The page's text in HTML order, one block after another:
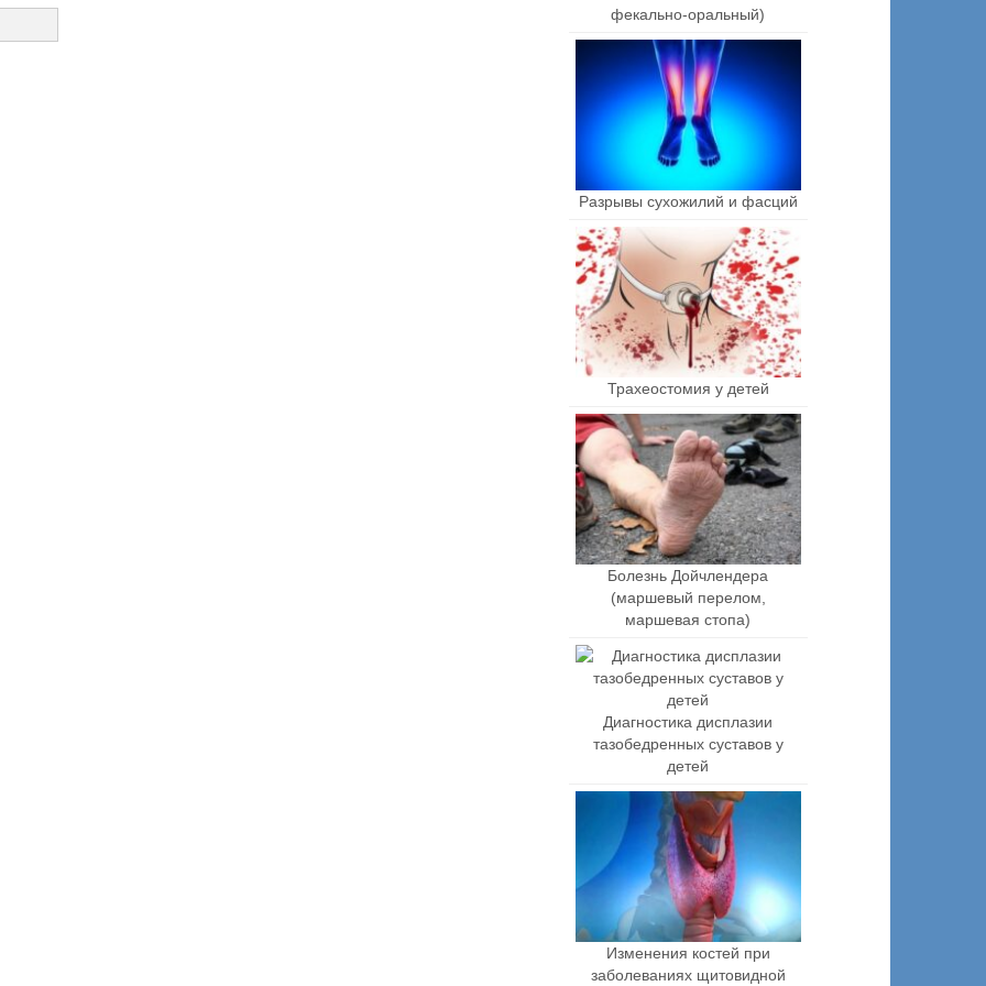
фекально-оральный)
Разрывы сухожилий и фасций
Трахеостомия у детей
Болезнь Дойчлендера
(маршевый перелом,
маршевая стопа)
Диагностика дисплазии
тазобедренных суставов у
детей
Изменения костей при
заболеваниях щитовидной